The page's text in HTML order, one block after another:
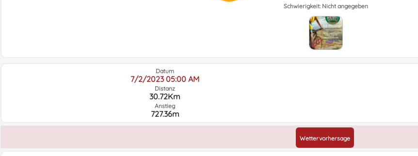
Schwierigkeit: Nicht angegeben
Datum
7/2/2023 05:00 AM
Distanz
30.72Km
Anstieg
727.36m
Wettervorhersage